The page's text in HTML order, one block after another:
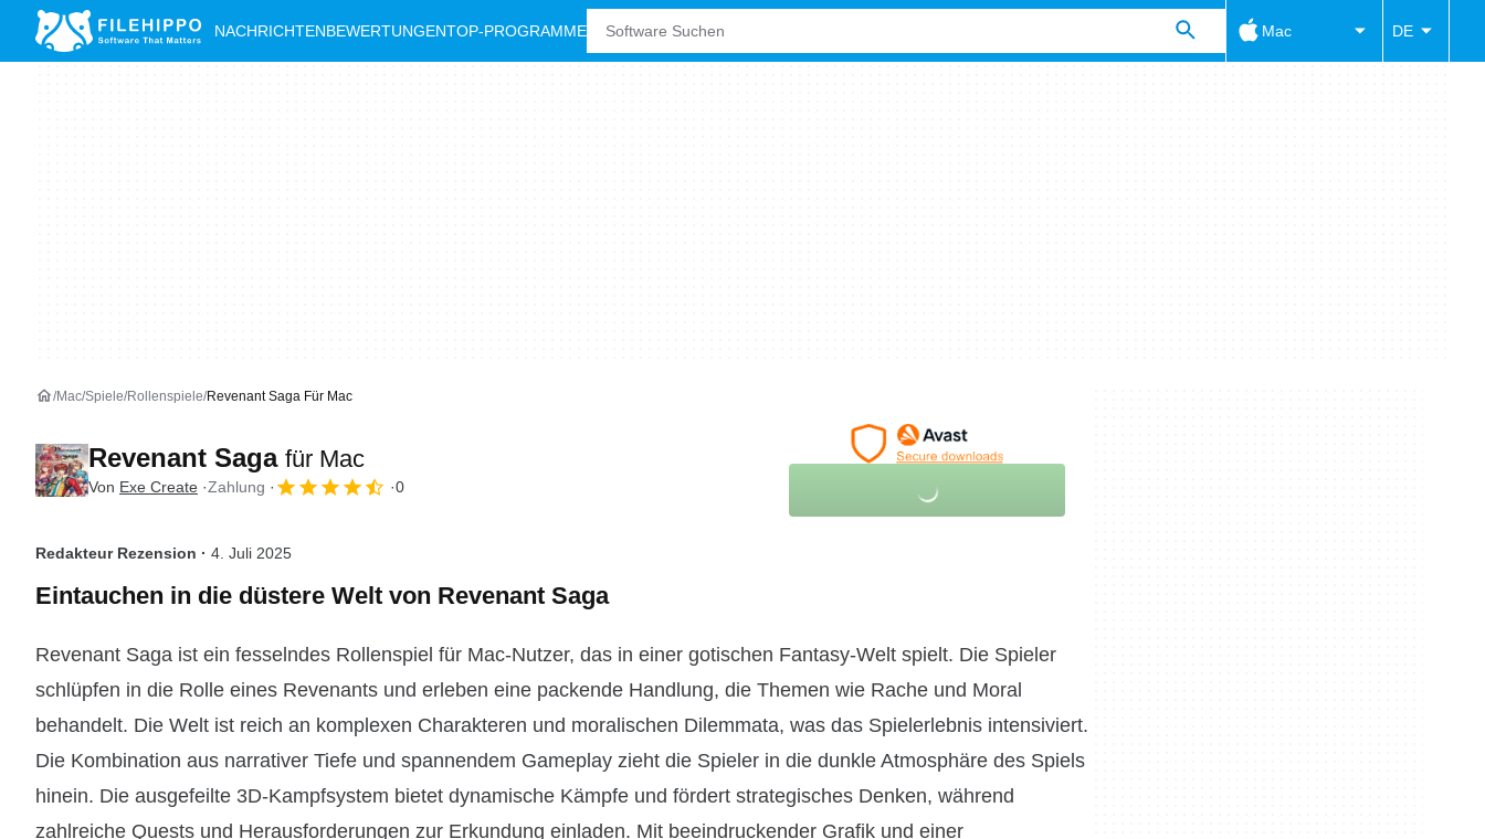
NACHRICHTENBEWERTUNGENTOP-PROGRAMME Mac DE
Mac Spiele Rollenspiele Revenant Saga Für Mac
Revenant Saga für Mac
Von Exe Create Zahlung 0
Redakteur Rezension · 4. Juli 2025
Eintauchen in die düstere Welt von Revenant Saga
Revenant Saga ist ein fesselndes Rollenspiel für Mac-Nutzer, das in einer gotischen Fantasy-Welt spielt. Die Spieler
schlüpfen in die Rolle eines Revenants und erleben eine packende Handlung, die Themen wie Rache und Moral
behandelt. Die Welt ist reich an komplexen Charakteren und moralischen Dilemmata, was das Spielerlebnis intensiviert.
Die Kombination aus narrativer Tiefe und spannendem Gameplay zieht die Spieler in die dunkle Atmosphäre des Spiels
hinein. Die ausgefeilte 3D-Kampfsystem bietet dynamische Kämpfe und fördert strategisches Denken, während
zahlreiche Quests und Herausforderungen zur Erkundung einladen. Mit beeindruckender Grafik und einer